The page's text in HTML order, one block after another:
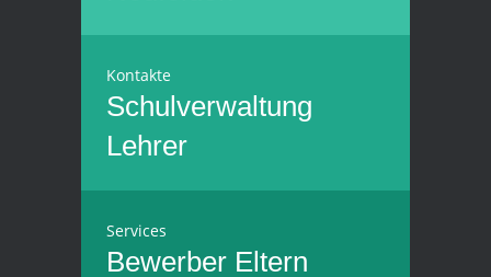
Kontakte
Schulverwaltung
Lehrer
Services
Bewerber Eltern